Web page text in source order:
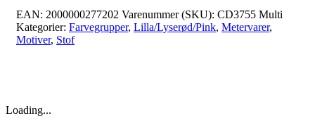
EAN: 2000000277202 Varenummer (SKU): CD3755 Multi
Kategorier: Farvegrupper, Lilla/Lyserød/Pink, Metervarer,
Motiver, Stof
Loading...